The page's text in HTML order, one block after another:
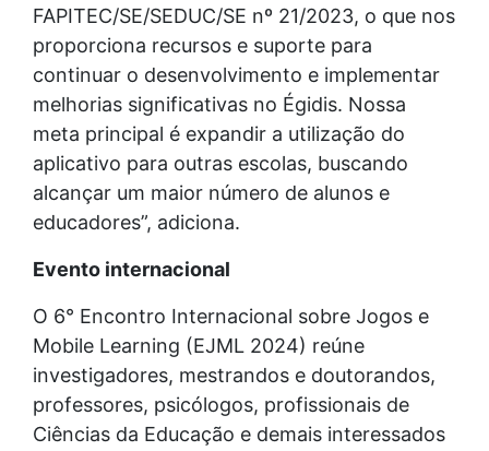
FAPITEC/SE/SEDUC/SE nº 21/2023, o que nos
proporciona recursos e suporte para
continuar o desenvolvimento e implementar
melhorias significativas no Égidis. Nossa
meta principal é expandir a utilização do
aplicativo para outras escolas, buscando
alcançar um maior número de alunos e
educadores”, adiciona.
Evento internacional
O 6° Encontro Internacional sobre Jogos e
Mobile Learning (EJML 2024) reúne
investigadores, mestrandos e doutorandos,
professores, psicólogos, profissionais de
Ciências da Educação e demais interessados